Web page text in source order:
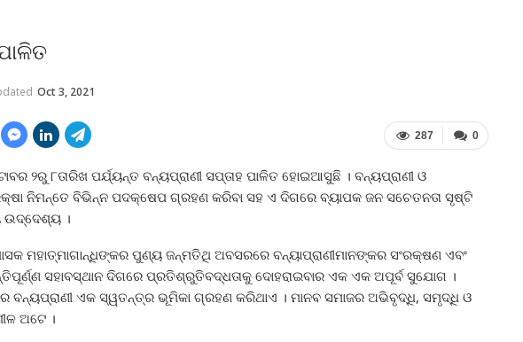
Oct 3, 2021
0
287
୨ରୁ ୮ତାରିଖ ପର୍ଯ୍ୟନ୍ତ ବନ୍ୟପ୍ରାଣୀ ସପ୍ତାହ ପାଳିତ ହୋଇଆସୁଛି । ବନ୍ୟପ୍ରାଣୀ ଓ
ନିମନ୍ତେ ବିଭିନ୍ନ ପଦକ୍ଷେପ ଗ୍ରହଣ କରିବା ସହ ଏ ଦିଗରେ ବ୍ୟାପକ ଜନ ସଚେତନତା ସୃଷ୍ଟି
ଉଦ୍ଦେଶ୍ୟ ।
ମହାତ୍ମାଗାନ୍ଧିଙ୍କର ପୁଣ୍ୟ ଜନ୍ମତିଥି ଅବସରରେ ବନ୍ୟାପ୍ରାଣୀମାନଙ୍କର ସଂରକ୍ଷଣ ଏବଂ
ସହାବସ୍ଥାନ ଦିଗରେ ପ୍ରତିଶ୍ରୁତିବଦ୍ଧତାକୁ ଦୋହରାଇବାର ଏକ ଏକ ଅପୂର୍ବ ସୁଯୋଗ ।
ବନ୍ୟପ୍ରାଣୀ ଏକ ସ୍ୱତନ୍ତ୍ର ଭୂମିକା ଗ୍ରହଣ କରିଥାଏ । ମାନବ ସମାଜର ଅଭିବୃଦ୍ଧି, ସମୃଦ୍ଧି ଓ
ଅଟେ ।